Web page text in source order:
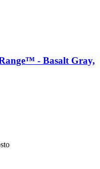
-​ Basalt Gray,